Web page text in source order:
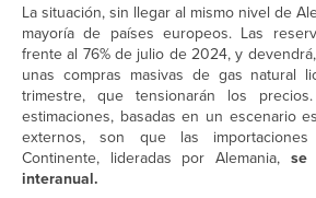
La situación, sin llegar al mismo nivel de
mayoría de países europeos. Las
frente al 76% de julio de 2024, y
unas compras masivas de gas natural
trimestre, que tensionarán los
estimaciones, basadas en un escenario
externos, son que las
Continente, lideradas por Alemania, se
interanual.